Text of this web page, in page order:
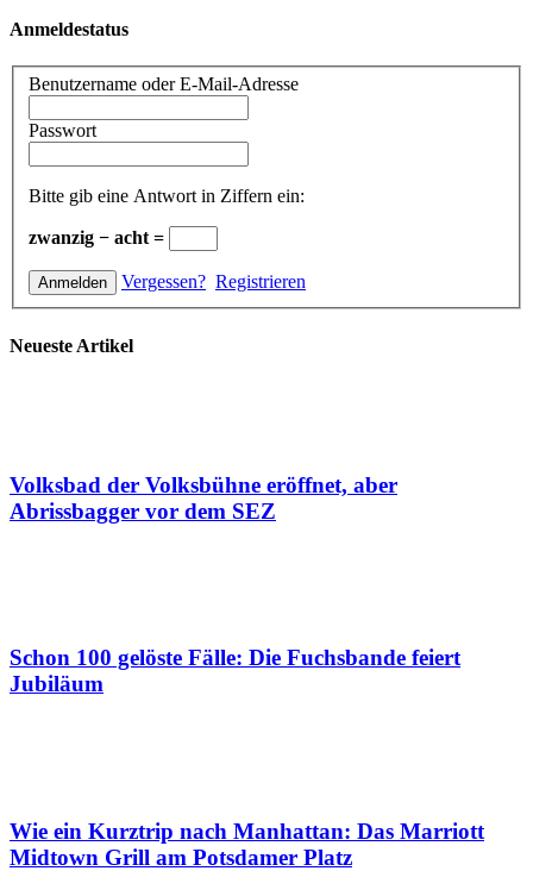
Anmeldestatus
Benutzername oder E-Mail-Adresse
Passwort
Bitte gib eine Antwort in Ziffern ein:
zwanzig − acht =
Vergessen? Registrieren
Neueste Artikel
Volksbad der Volksbühne eröffnet, aber
Abrissbagger vor dem SEZ
Schon 100 gelöste Fälle: Die Fuchsbande feiert
Jubiläum
Wie ein Kurztrip nach Manhattan: Das Marriott
Midtown Grill am Potsdamer Platz